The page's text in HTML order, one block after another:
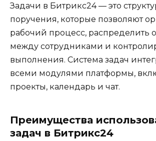
Задачи в Битрикс24 — это
поручения, которые позволяют
рабочий процесс, распределить
между сотрудниками и
выполнения. Система задач
всеми модулями платформы,
проекты, календарь и чат.
Преимущества
задач в Битрикс24